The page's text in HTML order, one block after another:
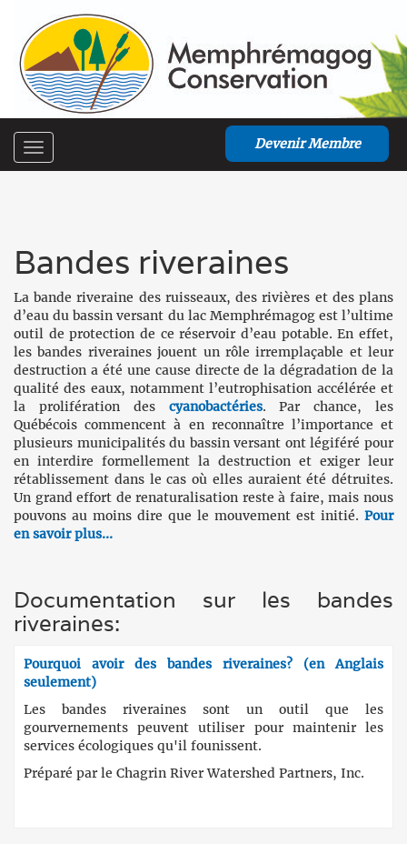
Devenir Membre
Toggle
navigation
Bandes riveraines
La bande riveraine des ruisseaux, des rivières et des plans
d’eau du bassin versant du lac Memphrémagog est l’ultime
outil de protection de ce réservoir d’eau potable. En effet,
les bandes riveraines jouent un rôle irremplaçable et leur
destruction a été une cause directe de la dégradation de la
qualité des eaux, notamment l’eutrophisation accélérée et
la prolifération des cyanobactéries. Par chance, les
Québécois commencent à en reconnaître l’importance et
plusieurs municipalités du bassin versant ont légiféré pour
en interdire formellement la destruction et exiger leur
rétablissement dans le cas où elles auraient été détruites.
Un grand effort de renaturalisation reste à faire, mais nous
pouvons au moins dire que le mouvement est initié. Pour
en savoir plus...
Documentation sur les bandes
riveraines:
Pourquoi avoir des bandes riveraines? (en Anglais
seulement)
Les bandes riveraines sont un outil que les
gourvernements peuvent utiliser pour maintenir les
services écologiques qu'il founissent.
Préparé par le Chagrin River Watershed Partners, Inc.